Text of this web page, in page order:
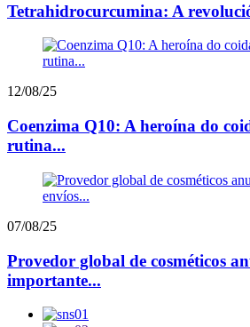
Tetrahidrocurcumina: A
12/08/25
Coenzima Q10: A heroína do
rutina...
07/08/25
Provedor global de cosméticos
importante...